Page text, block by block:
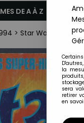
DE A À Z
> Star Wars Vintage
la
sera
retirer
en